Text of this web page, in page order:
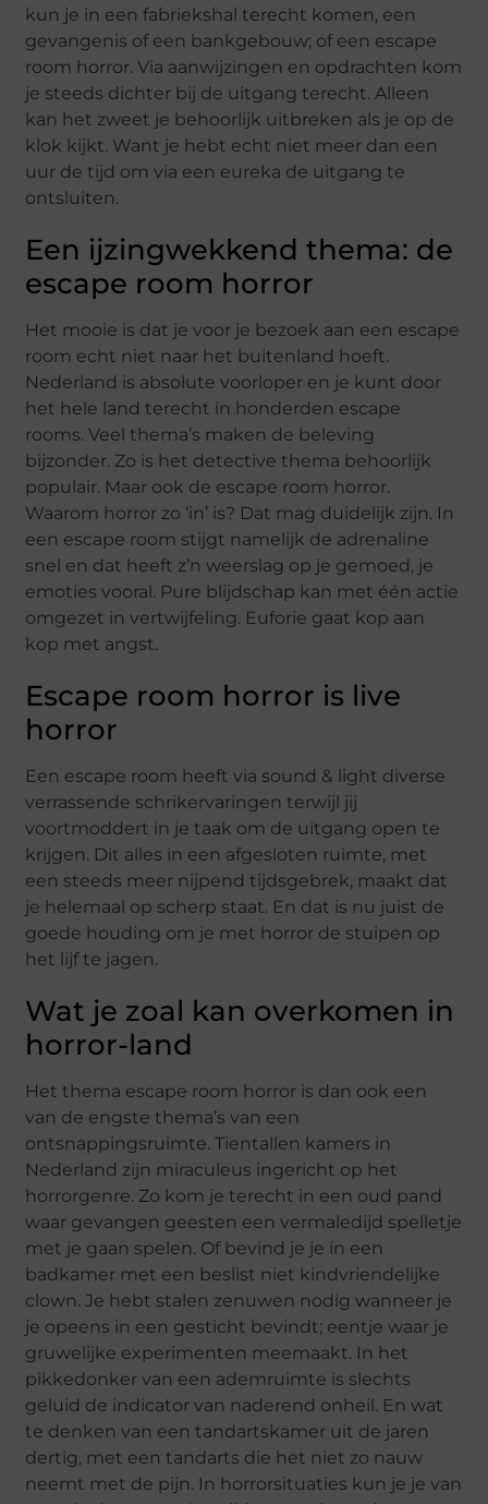
kun je in een fabriekshal terecht komen, een
gevangenis of een bankgebouw; of een escape
room horror. Via aanwijzingen en opdrachten kom
je steeds dichter bij de uitgang terecht. Alleen
kan het zweet je behoorlijk uitbreken als je op de
klok kijkt. Want je hebt echt niet meer dan een
uur de tijd om via een eureka de uitgang te
ontsluiten.
Een ijzingwekkend thema: de
escape room horror
Het mooie is dat je voor je bezoek aan een escape
room echt niet naar het buitenland hoeft.
Nederland is absolute voorloper en je kunt door
het hele land terecht in honderden escape
rooms. Veel thema’s maken de beleving
bijzonder. Zo is het detective thema behoorlijk
populair. Maar ook de escape room horror.
Waarom horror zo ‘in’ is? Dat mag duidelijk zijn. In
een escape room stijgt namelijk de adrenaline
snel en dat heeft z’n weerslag op je gemoed, je
emoties vooral. Pure blijdschap kan met één actie
omgezet in vertwijfeling. Euforie gaat kop aan
kop met angst.
Escape room horror is live
horror
Een escape room heeft via sound & light diverse
verrassende schrikervaringen terwijl jij
voortmoddert in je taak om de uitgang open te
krijgen. Dit alles in een afgesloten ruimte, met
een steeds meer nijpend tijdsgebrek, maakt dat
je helemaal op scherp staat. En dat is nu juist de
goede houding om je met horror de stuipen op
het lijf te jagen.
Wat je zoal kan overkomen in
horror-land
Het thema escape room horror is dan ook een
van de engste thema’s van een
ontsnappingsruimte. Tientallen kamers in
Nederland zijn miraculeus ingericht op het
horrorgenre. Zo kom je terecht in een oud pand
waar gevangen geesten een vermaledijd spelletje
met je gaan spelen. Of bevind je je in een
badkamer met een beslist niet kindvriendelijke
clown. Je hebt stalen zenuwen nodig wanneer je
je opeens in een gesticht bevindt; eentje waar je
gruwelijke experimenten meemaakt. In het
pikkedonker van een ademruimte is slechts
geluid de indicator van naderend onheil. En wat
te denken van een tandartskamer uit de jaren
dertig, met een tandarts die het niet zo nauw
neemt met de pijn. In horrorsituaties kun je je van